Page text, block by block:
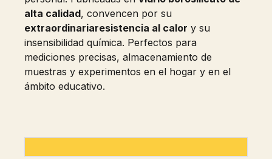
alta calidad, convencen por su
extraordinariaresistencia al calor y su
insensibilidad química. Perfectos para
mediciones precisas, almacenamiento de
muestras y experimentos en el hogar y en el
ámbito educativo.